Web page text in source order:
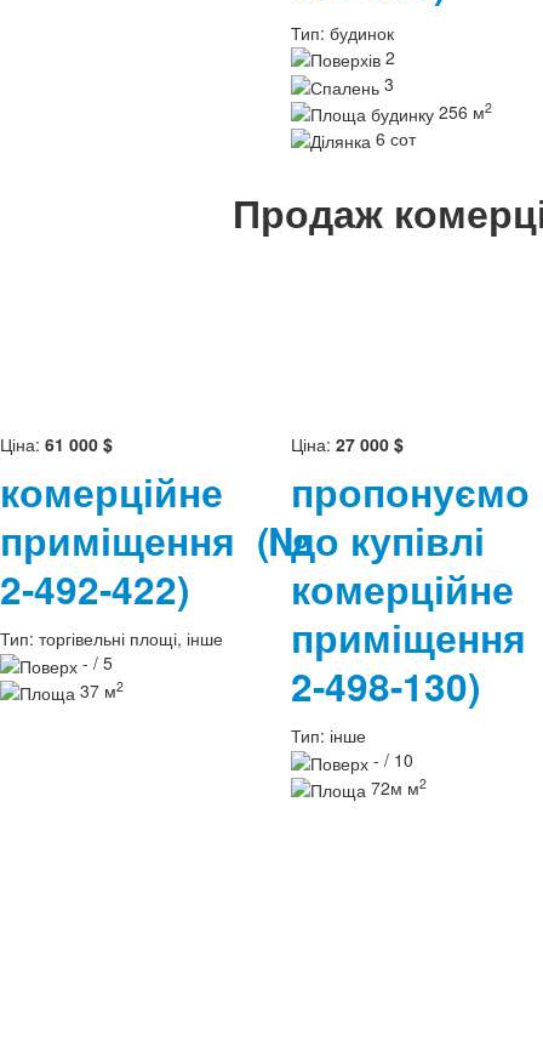
Тип: будинок
2
3
256 м2
6 сот
Продаж
Ціна: 61 000 $
комерційне
приміщення (№
2-492-422)
Тип: торгівельні площі, інше
- / 5
37 м2
Ціна: 27 000 $
пропонуємо
до купівлі
комерційне
2-498-130)
Тип: інше
- / 10
72м м2